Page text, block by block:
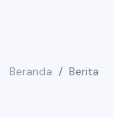
Beranda Berita